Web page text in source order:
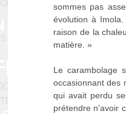
sommes pas
évolution à
raison de la
matière. »
Le carambolage
occasionnant des
qui avait perdu
prétendre n'avoir